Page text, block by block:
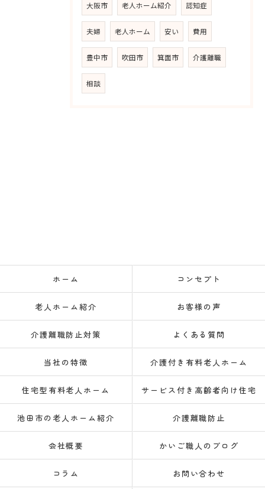
大阪市 老人ホーム紹介 認知症
夫婦 老人ホーム 安い 費用
豊中市 吹田市 箕面市 介護離職
相談
ホーム コンセプト
老人ホーム紹介 お客様の声
介護離職防止対策 よくある質問
当社の特徴 介護付き有料老人ホーム
住宅型有料老人ホーム サービス付き高齢者向け住宅
池田市の老人ホーム紹介 介護離職防止
会社概要 かいご職人のブログ
コラム お問い合わせ